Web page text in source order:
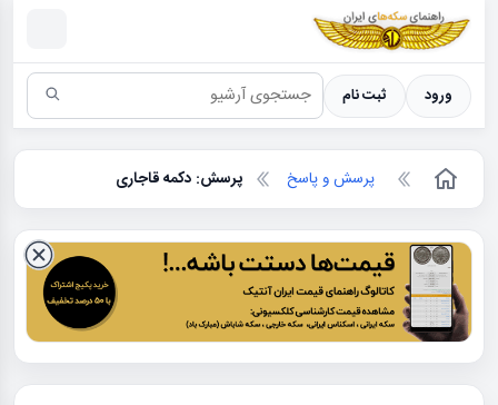
سکه ها ؛ راهنمای سکه شناسی
ورود ثبت نام
پرسش و پاسخ پرسش: دکمه قاجاری